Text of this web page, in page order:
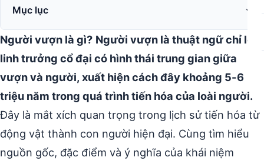
Mục lục
Người vượn là gì? Người vượn là thuật ngữ chỉ loài
linh trưởng cổ đại có hình thái trung gian giữa
vượn và người, xuất hiện cách đây khoảng 5-6
triệu năm trong quá trình tiến hóa của loài người.
Đây là mắt xích quan trọng trong lịch sử tiến hóa từ
động vật thành con người hiện đại. Cùng tìm hiểu
nguồn gốc, đặc điểm và ý nghĩa của khái niệm